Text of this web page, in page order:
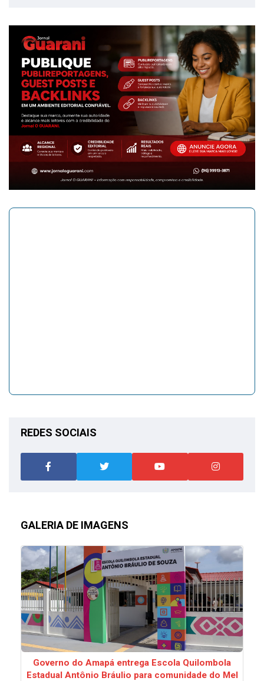
REDES SOCIAIS
GALERIA DE IMAGENS
Governo do Amapá entrega Escola Quilombola
Estadual Antônio Bráulio para comunidade do Mel